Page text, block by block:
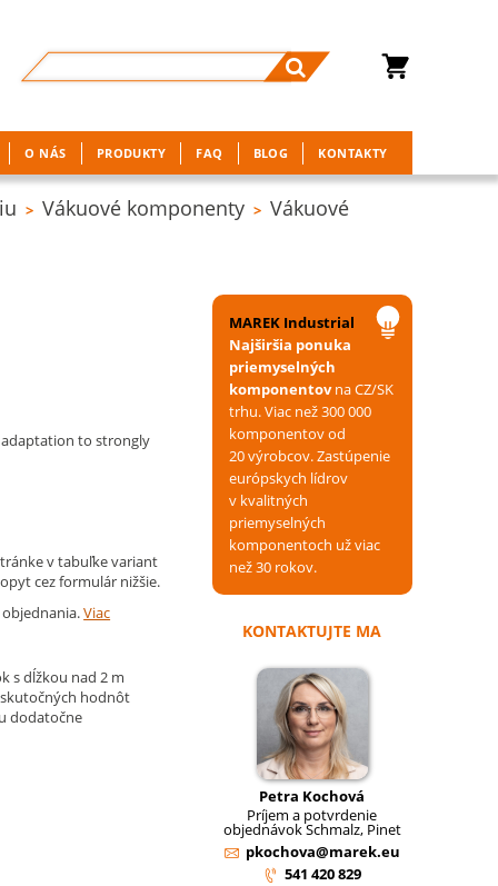
O NÁS PRODUKTY FAQ BLOG KONTAKTY
> Vákuové komponenty > Vákuové
to strongly
v tabuľke variant
cez formulár nižšie.
objednania.Viac
s dĺžkou nad 2 m
hodnôt
dodatočne
MAREK Industrial
Najširšia ponuka
priemyselných
komponentovna CZ/SK
trhu. Viac než 300 000
komponentov od
20 výrobcov. Zastúpenie
európskych lídrov
v kvalitných
priemyselných
komponentoch už viac
než 30 rokov.
KONTAKTUJTE MA
Petra Kochová
Príjem a potvrdenie
objednávok Schmalz, Pinet
pkochova@marek.eu
541 420 829